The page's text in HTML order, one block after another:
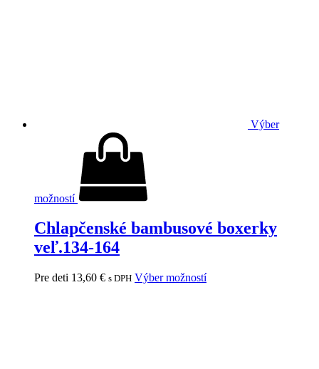
Výber
možností
Chlapčenské bambusové boxerky
veľ.134-164
Pre deti 13,60 € s DPH Výber možností